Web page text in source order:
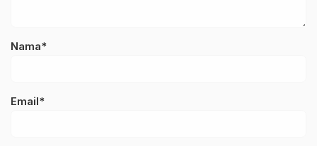
Nama*
Email*